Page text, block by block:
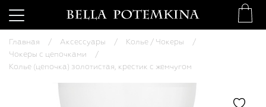
Главная Аксессуары
Колье / Чокеры
Чокеры с цепочками
Колье (цепочка) золотистая, крестик с жемчугом